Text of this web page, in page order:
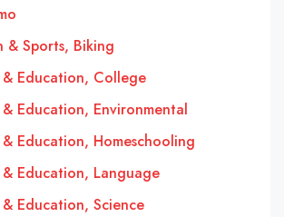
& Sports, Biking
& Education, College
Education, Environmental
Education, Homeschooling
& Education, Language
Education, Science